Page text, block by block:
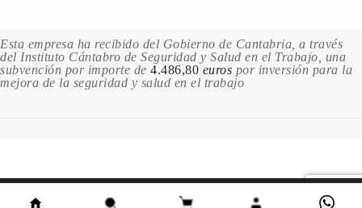
Esta empresa ha recibido del Gobierno de Cantabria, a través
del Instituto Cántabro de Seguridad y Salud en el Trabajo, una
subvención por importe de 4.486,80 euros por inversión para la
mejora de la seguridad y salud en el trabajo
Este sitio utiliza cookies. Al continuar usando este sitio,